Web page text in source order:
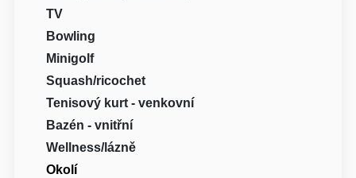
TV
Bowling
Minigolf
Squash/ricochet
Tenisový kurt - venkovní
Bazén - vnitřní
Wellness/lázně
Okolí